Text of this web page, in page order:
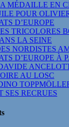
MÉDAILLE EN
POUR
D’EUROPE
TRICOLORES
LA SEINE
NORDISTES
D’EUROPE À
AU LOSC
SES RECRUES